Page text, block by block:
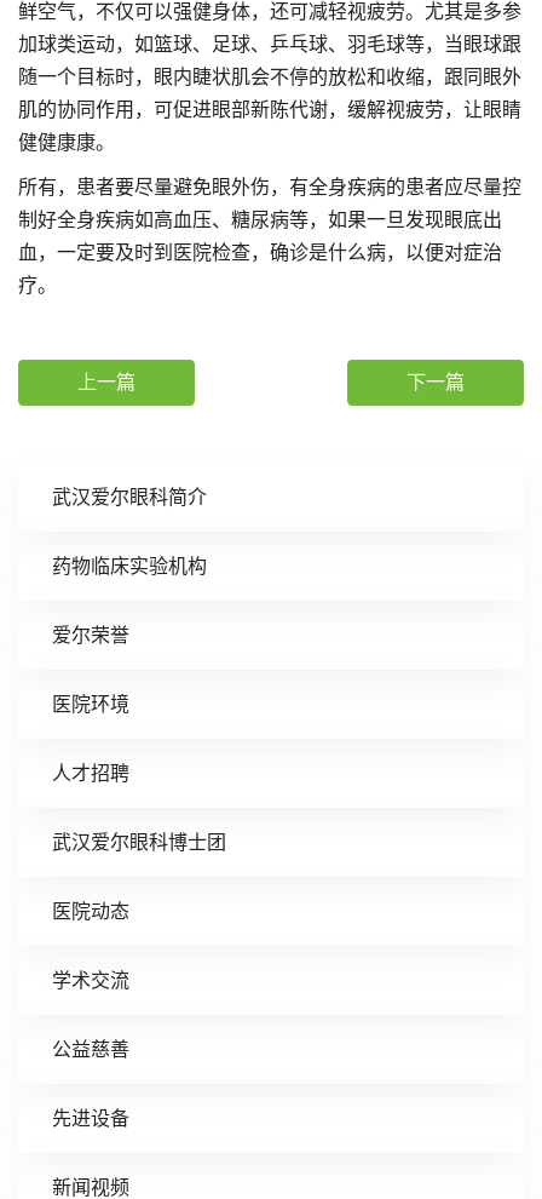
武汉爱尔眼科简介
药物临床实验机构
爱尔荣誉
医院环境
人才招聘
武汉爱尔眼科博士团
医院动态
学术交流
公益慈善
先进设备
新闻视频
鲜空气，不仅可以强健身体，还可减轻视疲劳。尤其是多参
加球类运动，如篮球、足球、乒乓球、羽毛球等，当眼球跟
随一个目标时，眼内睫状肌会不停的放松和收缩，跟同眼外
肌的协同作用，可促进眼部新陈代谢，缓解视疲劳，让眼睛
健健康康。
所有，患者要尽量避免眼外伤，有全身疾病的患者应尽量控
制好全身疾病如高血压、糖尿病等，如果一旦发现眼底出
血，一定要及时到医院检查，确诊是什么病，以便对症治
疗。
上一篇 下一篇